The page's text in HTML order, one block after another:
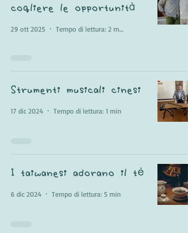
cogliere le opportunità
29 ott 2025 Tempo di lettura: 2 min
Strumenti musicali cinesi
17 dic 2024 Tempo di lettura: 1 min
I taiwanesi adorano il tè
6 dic 2024 Tempo di lettura: 5 min